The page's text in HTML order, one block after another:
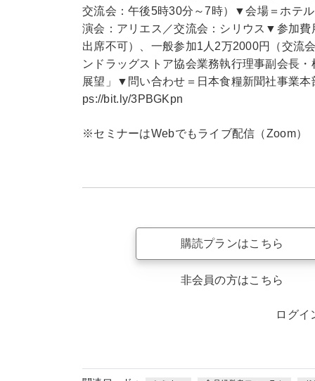
交流会：午後5時30分～7時）▼会場＝ホテ
演会：アリエス／交流会：シリウス▼参加
出席不可）、一般参加1人2万2000円（交流
ンドラッグストア協会業務執行理事副会長
展望」▼問い合わせ＝日本食糧新聞社事業
ps://bit.ly/3PBGKpn
※セミナーはWebでもライブ配信（Zoom）
購読プランはこちら
非会員の方はこちら
ログイ